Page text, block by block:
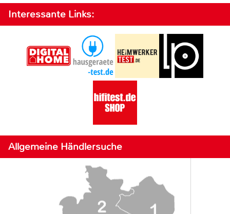
Interessante Links:
Allgemeine Händlersuche